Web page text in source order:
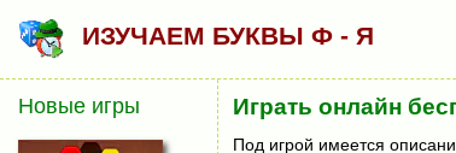
ИЗУЧАЕМ БУКВЫ Ф - Я
Играть онлайн
Под игрой имеется
Новые игры